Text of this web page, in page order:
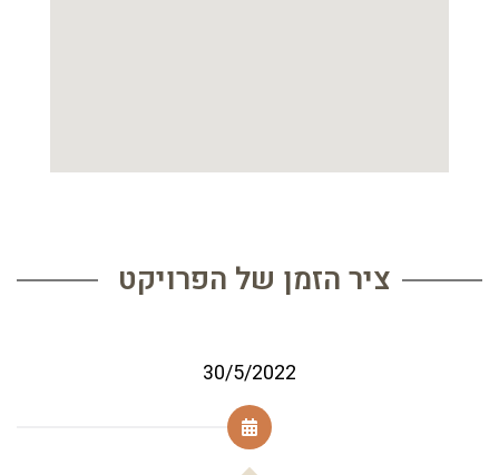
ציר הזמן של הפרויקט
30/5/2022